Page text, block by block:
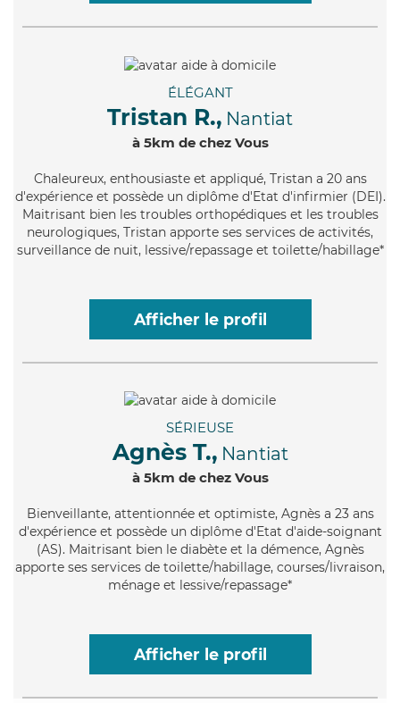
ÉLÉGANT
Tristan R., Nantiat
à 5km de chez Vous
Chaleureux, enthousiaste et appliqué, Tristan a 20 ans
d'expérience et possède un diplôme d'Etat d'infirmier (DEI).
Maitrisant bien les troubles orthopédiques et les troubles
neurologiques, Tristan apporte ses services de activités,
surveillance de nuit, lessive/repassage et toilette/habillage*
Afficher le profil
SÉRIEUSE
Agnès T., Nantiat
à 5km de chez Vous
Bienveillante, attentionnée et optimiste, Agnès a 23 ans
d'expérience et possède un diplôme d'Etat d'aide-soignant
(AS). Maitrisant bien le diabète et la démence, Agnès
apporte ses services de toilette/habillage, courses/livraison,
ménage et lessive/repassage*
Afficher le profil